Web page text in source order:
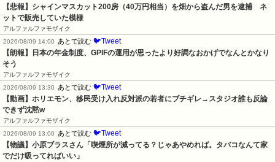
【悲報】シャインマスカット200房（40万円相当）を畑から盗んだ男を逮捕　ネ
ットで販売していた模様
アルファルファモザイク
2026/08/09 14:00
あとで読む 🐦Tweet
【朗報】日本の年金制度、GPIFの運用が思ったより好調なおかげでなんとかなり
そう
アルファルファモザイク
2026/08/09 13:30
あとで読む 🐦Tweet
【動画】ホリエモン、移民受け入れ反対派の若者にブチギレ→スタジオ誰も反論
できず沈黙w
アルファルファモザイク
2026/08/09 13:00
あとで読む 🐦Tweet
【物議】小原ブラスさん「喫煙所が減ってる？じゃあやめれば。タバコなんて家
でだけ吸ってればいい」